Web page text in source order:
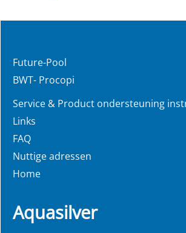
Future-Pool
BWT- Procopi
Service & Product ondersteuning
Links
FAQ
Nuttige adressen
Home
Aquasilver